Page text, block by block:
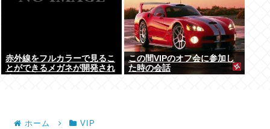
赤外線をフルカラーで見るこ
とができるメガネが開発され
この間VIPのオフ会に参加し
た時の会話
ホーム VIP